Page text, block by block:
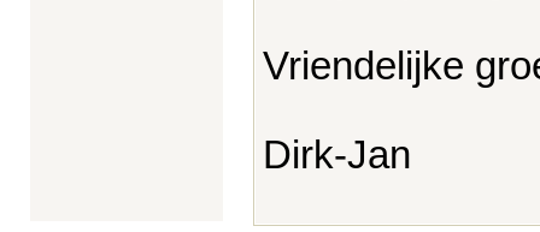
Vriendelijke
Dirk-Jan